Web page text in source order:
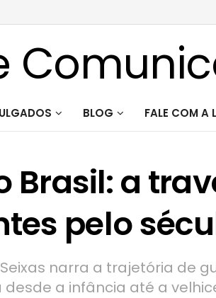
BLOG FALE COM A
Brasil: a
pelo
narra a trajetória de
desde a infância até a